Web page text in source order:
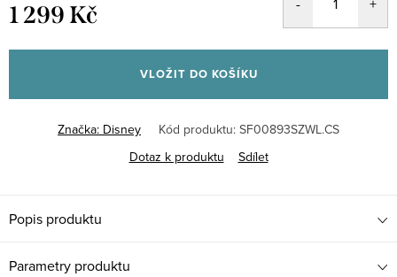
1 299 Kč
cena:
VLOŽIT DO KOŠÍKU
Značka: Disney Kód produktu: SF00893SZWL.CS
Dotaz k produktu
Sdílet
Popis produktu
Parametry produktu